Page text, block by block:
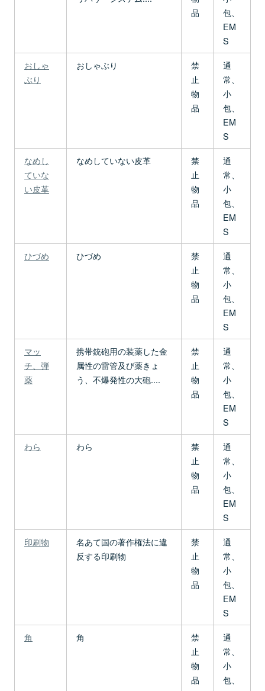
品
包、
EM
S
おしゃ
ぶり
おしゃぶり
禁
止
物
品
通
常、
小
包、
EM
S
なめし
ていな
い皮革
なめしていない皮革
禁
止
物
品
通
常、
小
包、
EM
S
ひづめ
ひづめ
禁
止
物
品
通
常、
小
包、
EM
S
マッ
チ、弾
薬
携帯銃砲用の装薬した金
属性の雷管及び薬きょ
う、不爆発性の大砲....
禁
止
物
品
通
常、
小
包、
EM
S
わら
わら
禁
止
物
品
通
常、
小
包、
EM
S
印刷物
名あて国の著作権法に違
反する印刷物
禁
止
物
品
通
常、
小
包、
EM
S
角
角
禁
止
物
品
通
常、
小
包、